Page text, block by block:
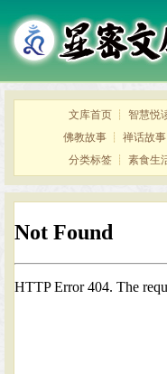
文库首页 ┊ 智慧悦
佛教故事 ┊ 禅话故事
分类标签 ┊ 素食生